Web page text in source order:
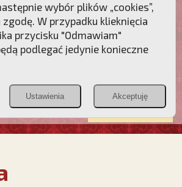
sumienia Polaków!
PCh24.pl
Przymierze
FATIMY WESPRZYJ
NAS
wybór plików „cookies”,
W przypadku klieknięcia
przycisku "Odmawiam"
podlegać jedynie konieczne
Ustawienia Akceptuję